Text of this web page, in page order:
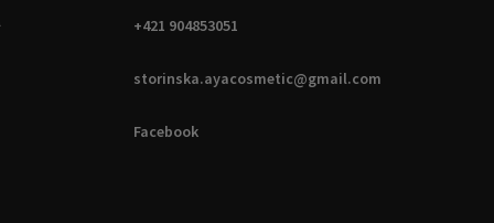
+421 904853051
storinska.ayacosmetic@gmail.com
Facebook